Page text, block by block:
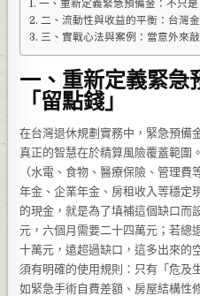
一、重新定義緊急預備金：不只是
二、流動性與收益的平衡：台灣
三、實戰心法與案例：當意外來
一、重新定義緊急
「留點錢」
在台灣退休規劃實務中，緊急預備
真正的智慧在於精算風險覆蓋範圍
（水電、食物、醫療保險、管理
年金、企業年金、房租收入等穩定
的現金，就是為了填補這個缺口而
元，六個月需要二十四萬元；若總
十萬元，遠超過缺口，這多出來的
須有明確的使用規則：只有「危及
如緊急手術自費差額、房屋結構性